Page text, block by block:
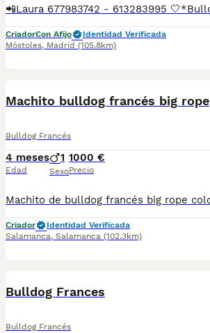
CriadorCon Afijo
Identidad Verificada
Móstoles, Madrid (105.8km)
Machito bulldog francés big rope
Bulldog Francés
4 meses
Edad
1
Sexo
1000 €
Precio
Criador
Identidad Verificada
Salamanca, Salamanca (102.3km)
Bulldog Frances
Bulldog Francés